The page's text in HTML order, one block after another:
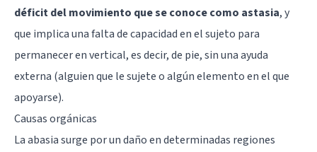
déficit del movimiento que se conoce como astasia, y
que implica una falta de capacidad en el sujeto para
permanecer en vertical, es decir, de pie, sin una ayuda
externa (alguien que le sujete o algún elemento en el que
apoyarse).
Causas orgánicas
La abasia surge por un daño en determinadas regiones